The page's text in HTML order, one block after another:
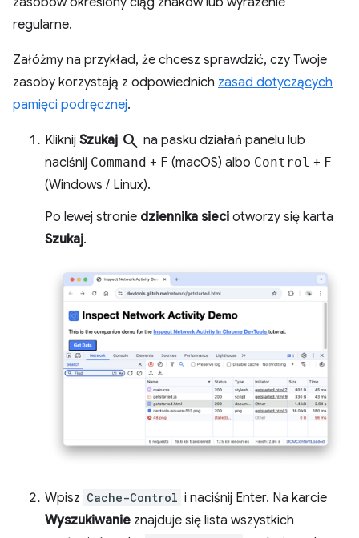
regularne.
Załóżmy na przykład, że chcesz sprawdzić, czy Twoje
zasoby korzystają z odpowiednich zasad dotyczących
pamięci podręcznej.
Kliknij Szukaj search na pasku działań panelu lub
naciśnij Command + F (macOS) albo Control + F
(Windows / Linux).
Po lewej stronie dziennika sieci otworzy się karta
Szukaj.
Wpisz Cache-Control i naciśnij Enter. Na karcie
Wyszukiwanie znajduje się lista wszystkich